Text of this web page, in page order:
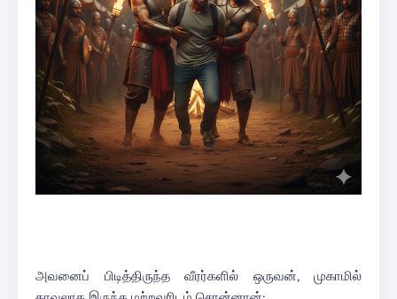
அவனைப் பிடித்திருந்த வீரர்களில் ஒருவன், முகாமில்